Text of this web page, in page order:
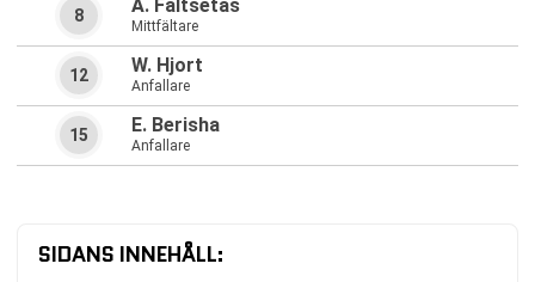
A. Faltsetas
Mittfältare
8
W. Hjort
Anfallare
12
E. Berisha
Anfallare
15
SIDANS INNEHÅLL: